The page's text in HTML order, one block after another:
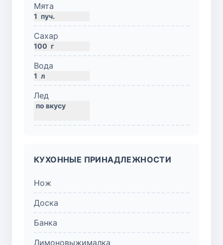
Мята
1 пуч.
Сахар
100 г
Вода
1 л
Лед
КУХОННЫЕ ПРИНАДЛЕЖНОСТИ
Нож
Доска
Банка
Лимоновыжималка